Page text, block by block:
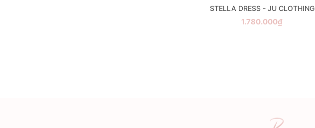
STELLA DRESS - JU CLOTHING
1.780.000₫